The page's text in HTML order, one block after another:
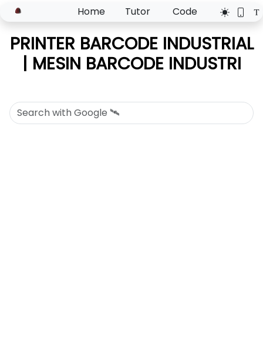
Home Tutor Code
PRINTER BARCODE INDUSTRIAL
| MESIN BARCODE INDUSTRI